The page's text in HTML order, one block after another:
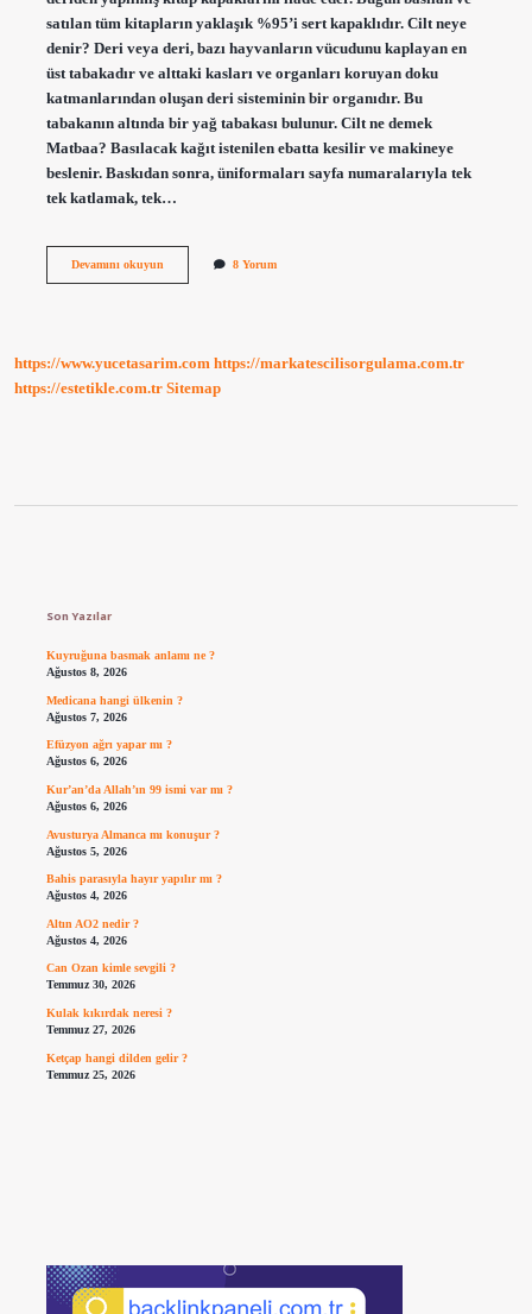
satılan tüm kitapların yaklaşık %95’i sert kapaklıdır. Cilt neye
denir? Deri veya deri, bazı hayvanların vücudunu kaplayan en
üst tabakadır ve alttaki kasları ve organları koruyan doku
katmanlarından oluşan deri sisteminin bir organıdır. Bu
tabakanın altında bir yağ tabakası bulunur. Cilt ne demek
Matbaa? Basılacak kağıt istenilen ebatta kesilir ve makineye
beslenir. Baskıdan sonra, üniformaları sayfa numaralarıyla tek
tek katlamak, tek…
Devamını okuyunDefterde
8 Yorum
https://www.yucetasarim.com https://markatescilisorgulama.com.tr
https://estetikle.com.tr Sitemap
Son Yazılar
Kuyruğuna basmak anlamı ne ?
Ağustos 8, 2026
Medicana hangi ülkenin ?
Ağustos 7, 2026
Efüzyon ağrı yapar mı ?
Ağustos 6, 2026
Kur’an’da Allah’ın 99 ismi var mı ?
Ağustos 6, 2026
Avusturya Almanca mı konuşur ?
Ağustos 5, 2026
Bahis parasıyla hayır yapılır mı ?
Ağustos 4, 2026
Altın AO2 nedir ?
Ağustos 4, 2026
Can Ozan kimle sevgili ?
Temmuz 30, 2026
Kulak kıkırdak neresi ?
Temmuz 27, 2026
Ketçap hangi dilden gelir ?
Temmuz 25, 2026